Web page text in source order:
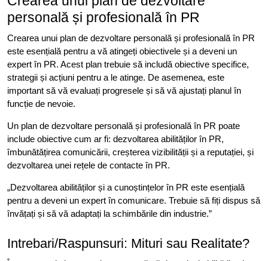
personală și profesională în PR
Crearea unui plan de dezvoltare personală și profesională în PR
este esențială pentru a vă atingeți obiectivele și a deveni un
expert în PR. Acest plan trebuie să includă obiective specifice,
strategii și acțiuni pentru a le atinge. De asemenea, este
important să vă evaluați progresele și să vă ajustați planul în
funcție de nevoie.
Un plan de dezvoltare personală și profesională în PR poate
include obiective cum ar fi: dezvoltarea abilităților în PR,
îmbunătățirea comunicării, creșterea vizibilității și a reputației, și
dezvoltarea unei rețele de contacte în PR.
„Dezvoltarea abilităților și a cunoștințelor în PR este esențială
pentru a deveni un expert în comunicare. Trebuie să fiți dispus să
învățați și să vă adaptați la schimbările din industrie.”
Intrebari/Raspunsuri: Mituri sau Realitate?